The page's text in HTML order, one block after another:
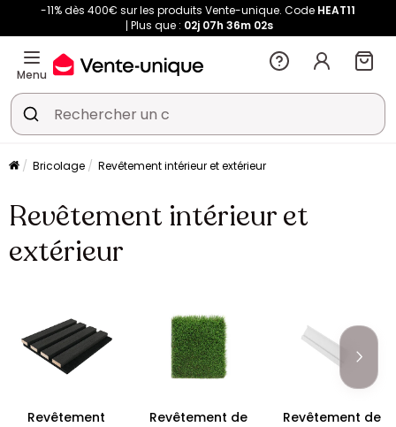
-11% dès 400€ sur les produits Vente-unique. Code HEAT11
Plus que : 02j 07h 36m 02s
Menu
Bricolage Revêtement intérieur et extérieur
Revêtement intérieur et
extérieur
Revêtement
Revêtement de
Revêtement de